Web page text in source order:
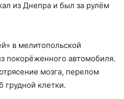
из Днепра и был за рулём
в мелитопольской
покорёженного автомобиля.
мозга, перелом
грудной клетки.